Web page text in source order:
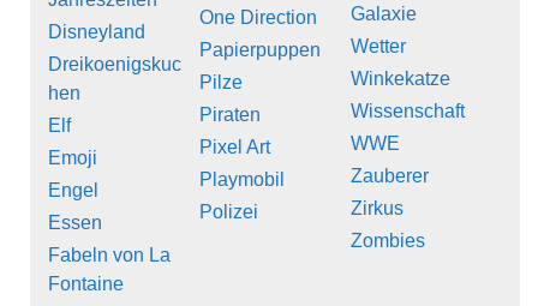
Disneyland
Dreikoenigskuc
hen
Elf
Emoji
Engel
Essen
Fabeln von La
Fontaine
One Direction
Papierpuppen
Pilze
Piraten
Pixel Art
Playmobil
Polizei
Galaxie
Wetter
Winkekatze
Wissenschaft
WWE
Zauberer
Zirkus
Zombies